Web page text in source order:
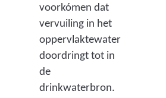
voorkómen dat
vervuiling in het
oppervlaktewater
doordringt tot in
de
drinkwaterbron.